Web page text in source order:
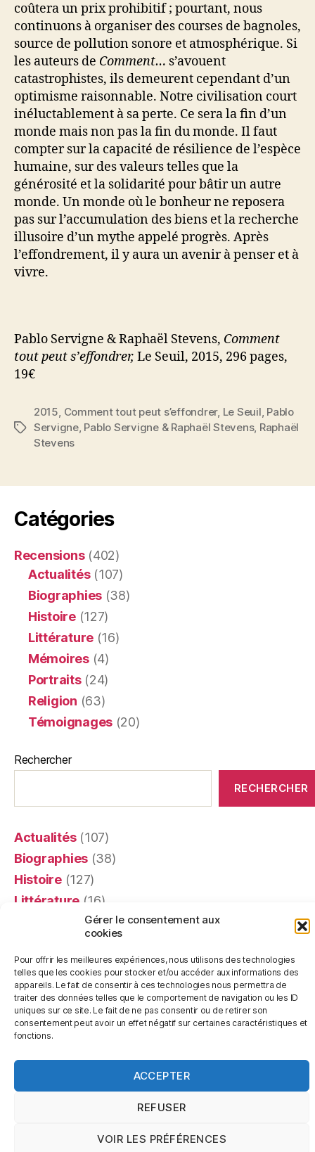
Gérer le consentement aux
cookies
Pour offrir les meilleures expériences, nous utilisons des technologies
telles que les cookies pour stocker et/ou accéder aux informations des
appareils. Le fait de consentir à ces technologies nous permettra de
traiter des données telles que le comportement de navigation ou les ID
uniques sur ce site. Le fait de ne pas consentir ou de retirer son
consentement peut avoir un effet négatif sur certaines caractéristiques et
fonctions.
ACCEPTER
REFUSER
VOIR LES PRÉFÉRENCES
coûtera un prix prohibitif ; pourtant, nous
continuons à organiser des courses de bagnoles,
source de pollution sonore et atmosphérique. Si
les auteurs de Comment… s’avouent
catastrophistes, ils demeurent cependant d’un
optimisme raisonnable. Notre civilisation court
inéluctablement à sa perte. Ce sera la fin d’un
monde mais non pas la fin du monde. Il faut
compter sur la capacité de résilience de l’espèce
humaine, sur des valeurs telles que la
générosité et la solidarité pour bâtir un autre
monde. Un monde où le bonheur ne reposera
pas sur l’accumulation des biens et la recherche
illusoire d’un mythe appelé progrès. Après
l’effondrement, il y aura un avenir à penser et à
vivre.
Pablo Servigne & Raphaël Stevens, Comment
tout peut s’effondrer, Le Seuil, 2015, 296 pages,
19€
Étiquettes
2015, Comment tout peut s’effondrer, Le Seuil, Pablo
Servigne, Pablo Servigne & Raphaël Stevens, Raphaël
Stevens
Catégories
Recensions(402)
Actualités(107)
Biographies (38)
Histoire(127)
Littérature (16)
Mémoires(4)
Portraits(24)
Religion (63)
Témoignages (20)
Rechercher
RECHERCHER
Actualités(107)
Biographies (38)
Histoire(127)
Littérature (16)
(4)
Recensions(401)
Religion(63)
Témoignages(20)
© 2026Les Livres de Pierre Haut↑